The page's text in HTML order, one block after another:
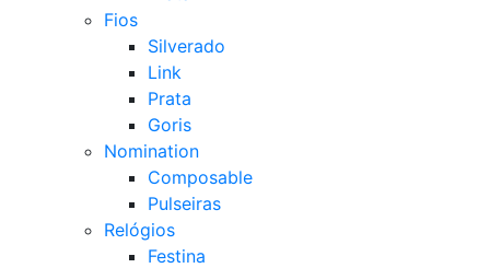
Fios
Silverado
Link
Prata
Goris
Nomination
Composable
Pulseiras
Relógios
Festina